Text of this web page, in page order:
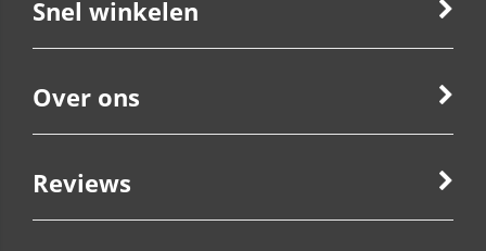
Snel winkelen
Over ons
Reviews